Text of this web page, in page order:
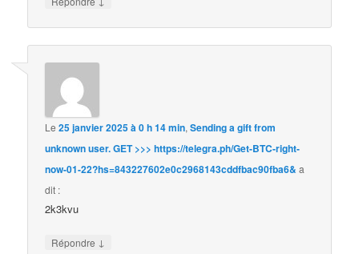
Le25 janvier 2025 à 0 h 14 min,Sending a gift from
unknown user. GET >>> https://telegra.ph/Get-BTC-right-
now-01-22?hs=843227602e0c2968143cddfbac90fba6& a
dit :
2k3kvu
Répondre ↓